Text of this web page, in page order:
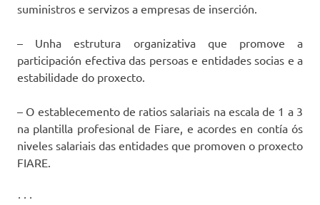
suministros e servizos a empresas de inserción.
– Unha estrutura organizativa que promove a
participación efectiva das persoas e entidades socias e a
estabilidade do proxecto.
– O establecemento de ratios salariais na escala de 1 a 3
na plantilla profesional de Fiare, e acordes en contía ós
niveles salariais das entidades que promoven o proxecto
FIARE.
· · ·